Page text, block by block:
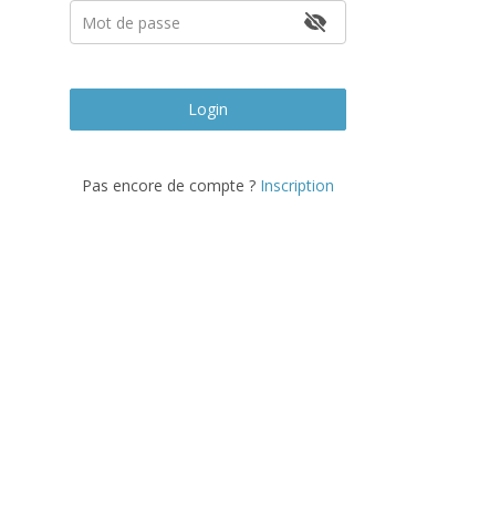
Login
Pas encore de compte ? Inscription